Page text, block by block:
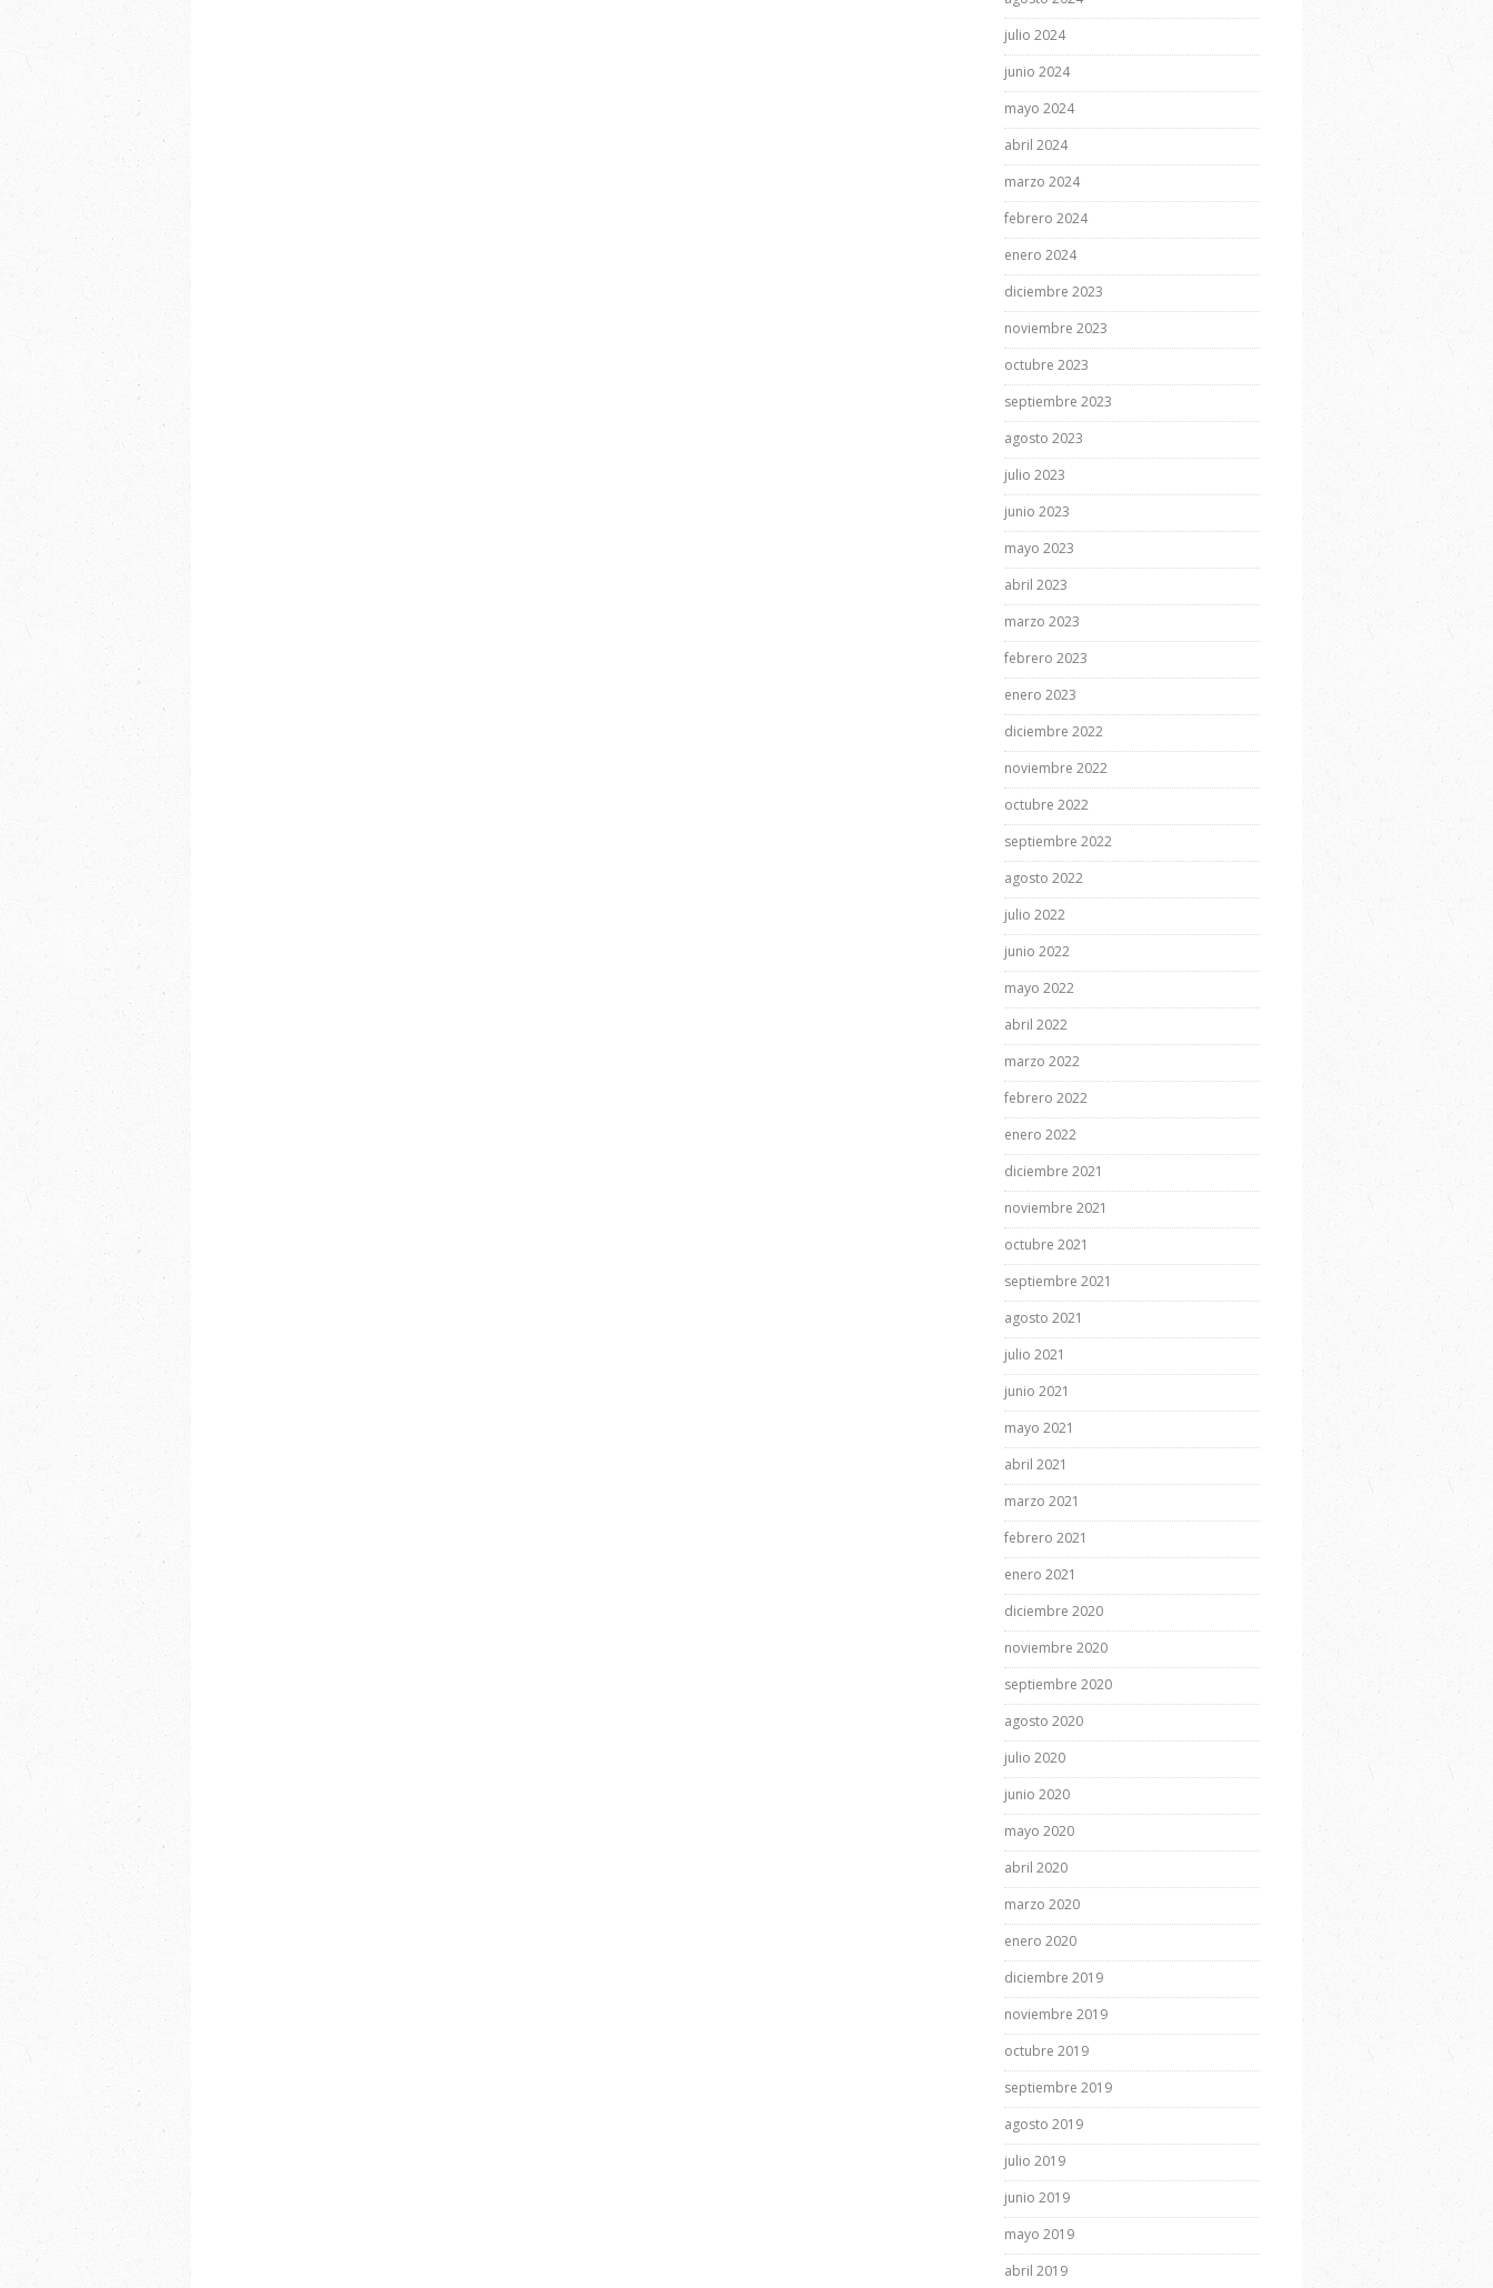
julio 2024
junio 2024
mayo 2024
abril 2024
marzo 2024
febrero 2024
enero 2024
diciembre 2023
noviembre 2023
octubre 2023
septiembre 2023
agosto 2023
julio 2023
junio 2023
mayo 2023
abril 2023
marzo 2023
febrero 2023
enero 2023
diciembre 2022
noviembre 2022
octubre 2022
septiembre 2022
agosto 2022
julio 2022
junio 2022
mayo 2022
abril 2022
marzo 2022
febrero 2022
enero 2022
diciembre 2021
noviembre 2021
octubre 2021
septiembre 2021
agosto 2021
julio 2021
junio 2021
mayo 2021
abril 2021
marzo 2021
febrero 2021
enero 2021
diciembre 2020
noviembre 2020
septiembre 2020
agosto 2020
julio 2020
junio 2020
mayo 2020
abril 2020
marzo 2020
enero 2020
diciembre 2019
noviembre 2019
octubre 2019
septiembre 2019
agosto 2019
julio 2019
junio 2019
mayo 2019
abril 2019